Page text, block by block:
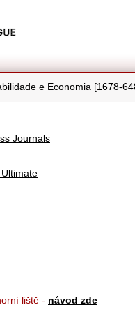
e Economia [1678-
Journals
liště - návod zde